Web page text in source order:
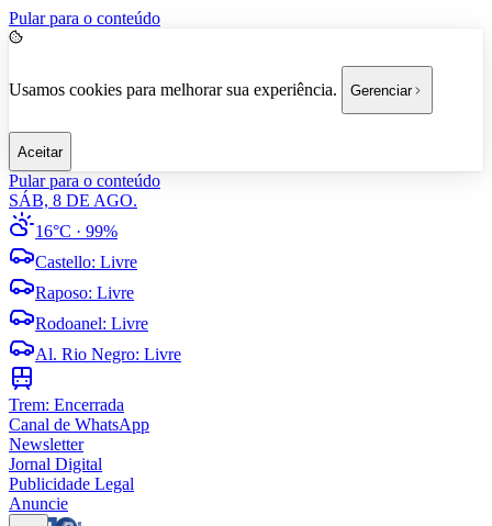
Pular para o conteúdo
Usamos cookies para melhorar sua experiência. Gerenciar
Aceitar
Pular para o conteúdo
SÁB, 8 DE AGO.
16°C · 99%
Castello: Livre
Raposo: Livre
Rodoanel: Livre
Al. Rio Negro: Livre
Trem: Encerrada
Canal de WhatsApp
Newsletter
Jornal Digital
Publicidade Legal
Anuncie